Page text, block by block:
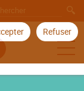
Refuser